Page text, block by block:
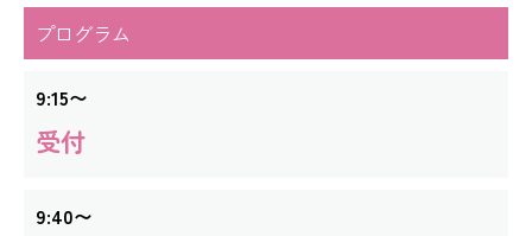
プログラム
9:15〜
受付
9:40〜